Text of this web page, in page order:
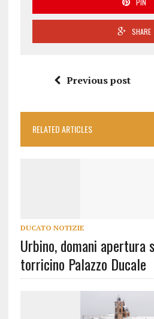
SHARE
Previous post
RELATED ARTICLES
DUCATO NOTIZIE
Urbino, domani apertura
torricino Palazzo Ducale